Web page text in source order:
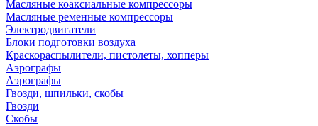
Масляные коаксиальные компрессоры
Масляные ременные компрессоры
Электродвигатели
Блоки подготовки воздуха
Краскораспылители, пистолеты, хопперы
Аэрографы
Аэрографы
Гвозди, шпильки, скобы
Гвозди
Скобы